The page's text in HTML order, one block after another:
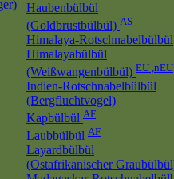
Haubenbülbül
(Goldbrustbülbül) AS
Himalaya-Rotschnabelbülbül
Himalayabülbül
(Weißwangenbülbül) EU ,nEU
Indien-Rotschnabelbülbül
(Bergfluchtvogel)
Kapbülbül AF
Laubbülbül AF
Layardbülbül
(Ostafrikanischer